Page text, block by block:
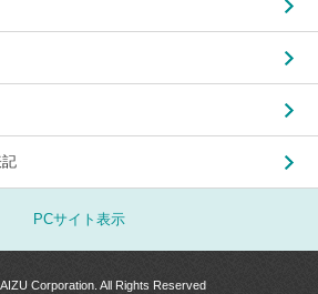
PCサイト表示
Corporation. All Rights Reserved